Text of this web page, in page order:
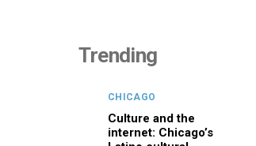
Trending
CHICAGO
Culture and the
internet: Chicago’s